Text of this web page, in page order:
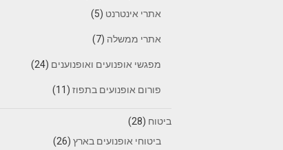
אתרי אינטרנט (5)
אתרי ממשלה (7)
מפגשי אופנועים ואופנוענים (24)
פורום אופנועים בתפוז (11)
ביטוח (28)
ביטוחי אופנועים בארץ (26)